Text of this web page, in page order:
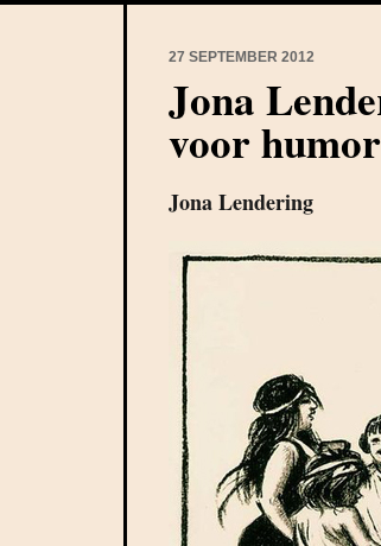
27 SEPTEMBER 2012
Jona
voor humor
Jona Lendering